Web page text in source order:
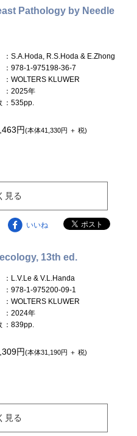
Pathology by Needle
：S.A.Hoda, R.S.Hoda & E.Zhong
：978-1-975198-36-7
：WOLTERS KLUWER
：2025年
：535pp.
円(本体41,330円 ＋ 税)
見る
いいね
13th ed.
：L.V.Le & V.L.Handa
：978-1-975200-09-1
：WOLTERS KLUWER
：2024年
：839pp.
円(本体31,190円 ＋ 税)
見る